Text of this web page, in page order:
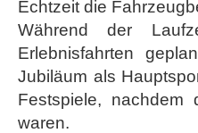
Echtzeit die
Während der
Erlebnisfahrten
Jubiläum als
Festspiele, nachdem
waren.